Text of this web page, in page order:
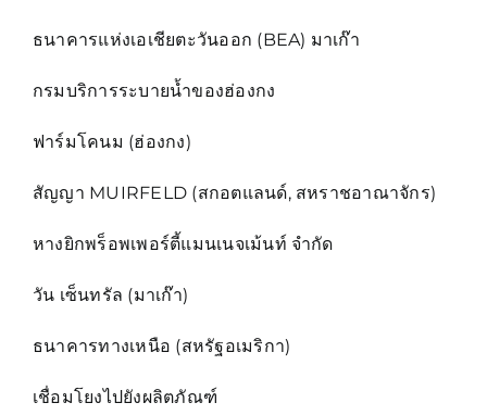
ธนาคารแห่งเอเชียตะวันออก (BEA) มาเก๊า
กรมบริการระบายน้ำของฮ่องกง
ฟาร์มโคนม (ฮ่องกง)
สัญญา MUIRFELD (สกอตแลนด์, สหราชอาณาจักร)
หางยิกพร็อพเพอร์ตี้แมนเนจเม้นท์ จำกัด
วัน เซ็นทรัล (มาเก๊า)
ธนาคารทางเหนือ (สหรัฐอเมริกา)
เชื่อมโยงไปยังผลิตภัณฑ์